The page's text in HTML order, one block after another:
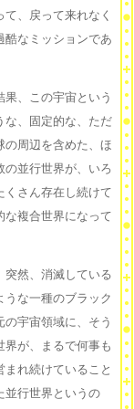
、戻って来れなく
酷なミッションであ
、この宇宙という
な、固定的な、ただ
の周辺を含めた、ほ
の並行世界が、いろ
くさん存在し続けて
な複合世界になって
然、消滅している
な一種のブラック
宇宙領域に、そう
界が、まるで何事も
れ続けていること
並行世界というの